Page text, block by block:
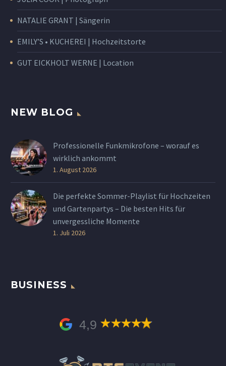
NATALIE GRANT | Sängerin
EMILY’S • KUCHEREI | Hochzeitstorte
GUT EICKHOLT WERNE | Location
NEW BLOG
Professionelle Funkmikrofone – worauf es
wirklich ankommt
1. August 2026
Die perfekte Sommer-Playlist für Hochzeiten
und Gartenpartys – Die besten Hits für
unvergessliche Momente
1. Juli 2026
BUSINESS
4,9